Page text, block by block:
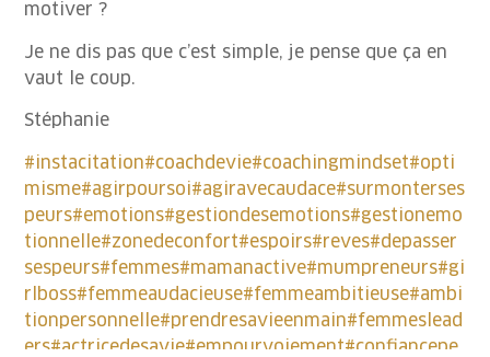
motiver ?
Je ne dis pas que c’est simple, je pense que ça en
vaut le coup.
Stéphanie
#instacitation#coachdevie#coachingmindset#opti
misme#agirpoursoi#agiravecaudace#surmonterses
peurs#emotions#gestiondesemotions#gestionemo
tionnelle#zonedeconfort#espoirs#reves#depasser
sespeurs#femmes#mamanactive#mumpreneurs#gi
rlboss#femmeaudacieuse#femmeambitieuse#ambi
tionpersonnelle#prendresavieenmain#femmeslead
ers#actricedesavie#empourvoiement#confiancepe